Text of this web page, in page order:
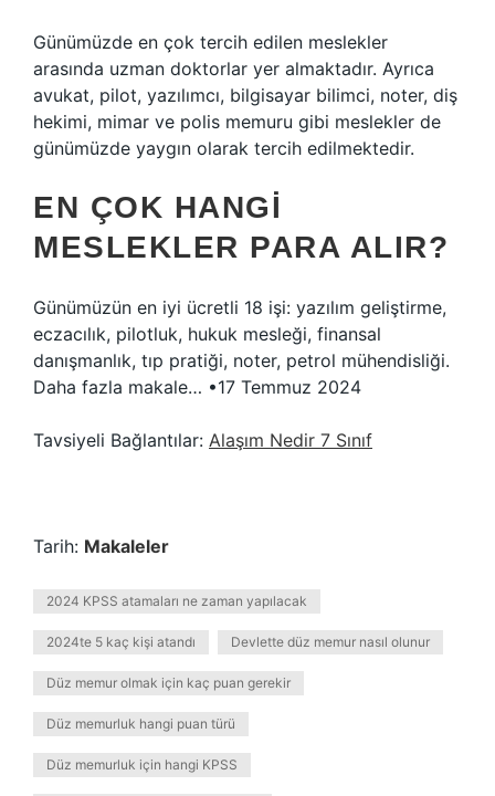
Günümüzde en çok tercih edilen meslekler
arasında uzman doktorlar yer almaktadır. Ayrıca
avukat, pilot, yazılımcı, bilgisayar bilimci, noter, diş
hekimi, mimar ve polis memuru gibi meslekler de
günümüzde yaygın olarak tercih edilmektedir.
EN ÇOK HANGI
MESLEKLER PARA ALIR?
Günümüzün en iyi ücretli 18 işi: yazılım geliştirme,
eczacılık, pilotluk, hukuk mesleği, finansal
danışmanlık, tıp pratiği, noter, petrol mühendisliği.
Daha fazla makale… •17 Temmuz 2024
Tavsiyeli Bağlantılar: Alaşım Nedir 7 Sınıf
Tarih: Makaleler
2024 KPSS atamaları ne zaman yapılacak
2024te 5 kaç kişi atandı Devlette düz memur nasıl olunur
Düz memur olmak için kaç puan gerekir
Düz memurluk hangi puan türü
Düz memurluk için hangi KPSS